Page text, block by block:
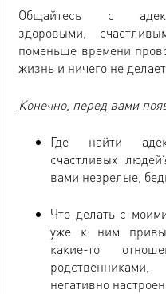
Общайтесь с
здоровыми,
поменьше времени
жизнь и ничего не
Конечно, перед вами
Где найти
счастливых
вами незрелые,
Что делать с
уже к ним
какие-то
негативно